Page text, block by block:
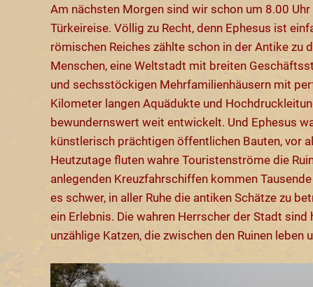
Am nächsten Morgen sind wir schon um 8.00
Türkeireise. Völlig zu Recht, denn Ephesus ist
römischen Reiches zählte schon in der Antike zu
Menschen, eine Weltstadt mit breiten
und sechsstöckigen Mehrfamilienhäusern mit
Kilometer langen Aquädukte und
bewundernswert weit entwickelt. Und Ephesus
künstlerisch prächtigen öffentlichen Bauten, vor
Heutzutage fluten wahre Touristenströme die
anlegenden Kreuzfahrschiffen kommen
es schwer, in aller Ruhe die antiken Schätze zu
ein Erlebnis. Die wahren Herrscher der Stadt
unzählige Katzen, die zwischen den Ruinen leben